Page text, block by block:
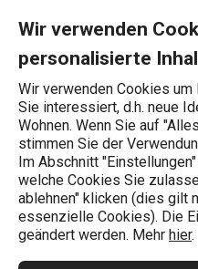
Wir verwenden
personalisierte
Wir verwenden Cookies
Sie interessiert, d.h. neue
Wohnen. Wenn Sie auf
stimmen Sie der
Im Abschnitt
welche Cookies Sie
ablehnen" klicken (dies gilt
essenzielle Cookies). Die
geändert werden. Mehr hier.
Wonach suchen Sie?
Startseite
Magnetischer